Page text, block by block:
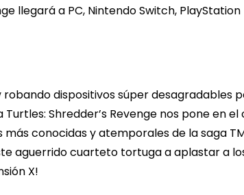
llegará a PC, Nintendo Switch,
dispositivos súper desagradables
Shredder’s Revenge nos pone en
conocidas y atemporales de la saga
aguerrido cuarteto tortuga a aplastar a
X!